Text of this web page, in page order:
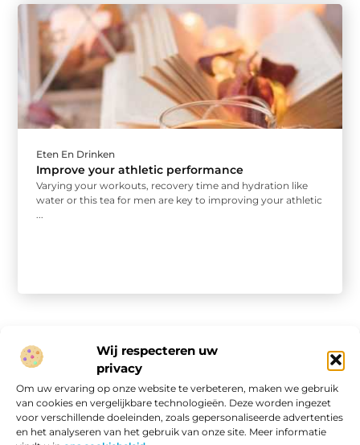
Wij respecteren uw
privacy
Om uw ervaring op onze website te verbeteren, maken we gebruik
van cookies en vergelijkbare technologieën. Deze worden ingezet
voor verschillende doeleinden, zoals gepersonaliseerde advertenties
en het analyseren van het gebruik van onze site. Meer informatie
Eten En Drinken
Improve your athletic performance
Varying your workouts, recovery time and hydration like
water or this tea for men are key to improving your athletic
...
Onze informatie